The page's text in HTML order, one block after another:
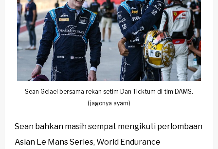
Sean Gelael bersama rekan setim Dan Ticktum di tim DAMS.
(jagonya ayam)
Sean bahkan masih sempat mengikuti perlombaan
Asian Le Mans Series, World Endurance